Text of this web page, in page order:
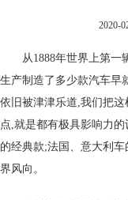
2020-
从1888年世界上第一
生产制造了多少款汽车早
依旧被津津乐道,我们把这
点,就是都有极具影响力
的经典款;法国、意大利
界风向。